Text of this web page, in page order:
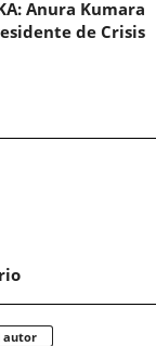
Anura Kumara
de Crisis
autor